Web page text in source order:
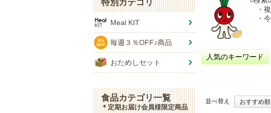
特別カテゴリ
Meal KIT
毎週３％OFF♪商品
おためしセット
食品カテゴリ一覧
＊定期お届け会員様限定商品
・複
・今
人気のキーワード
並べ替え おすすめ順